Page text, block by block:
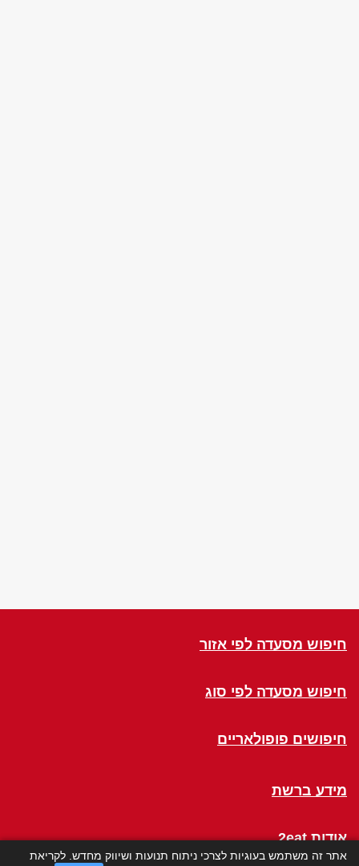
חיפוש מסעדה לפי אזור
חיפוש מסעדה לפי סוג
חיפושים פופולאריים
מידע ברשת
אודות 2eat
אתר זה משתמש בעוגיות לצרכי ניתוח תנועות ושיווק מחדש. לקריאת